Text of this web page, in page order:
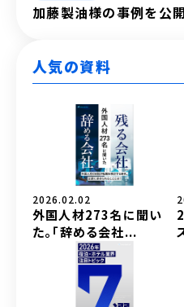
加藤製油様の事例を公
人気の資料
2026.02.02
外国人材273名に聞い
た。「辞める会社...